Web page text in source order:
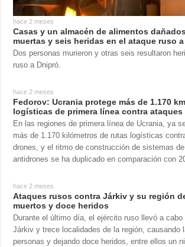
hace 2 meses
Casas y un almacén de alimentos
muertas y seis heridas en el ataque ruso
Dos personas murieron y otras seis resultaron
ruso a Dnipró.
hace 2 meses
Fedorov: Ucrania protege más de 1.170
logísticas de primera línea contra
En las regiones de primera línea de Ucrania, ya
más de 1.170 kilómetros de rutas logísticas
drones, y el ritmo de construcción de sistemas
antidrones se ha duplicado en comparación con
hace 2 meses
Ataques rusos contra Járkiv y su región
muertos y doce heridos
Durante el último día, el ejército ruso llevó a
Járkiv y trece localidades de la región, causando
personas y dejando doce heridos, entre ellos un